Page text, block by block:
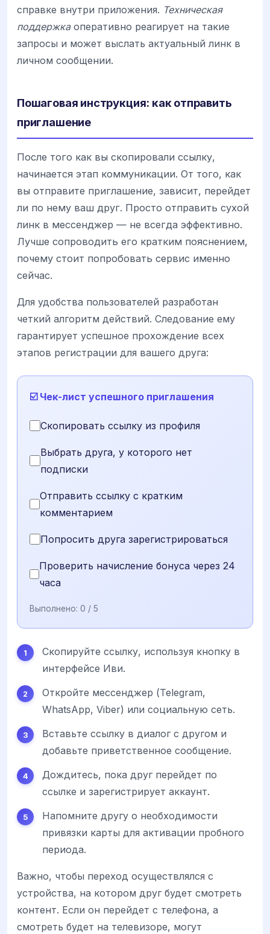
справке внутри приложения. Техническая
поддержкаоперативно реагирует на такие
запросы и может выслать актуальный линк в
личном сообщении.
Пошаговая инструкция: как отправить
приглашение
После того как вы скопировали ссылку,
начинается этап коммуникации. От того, как
вы отправите приглашение, зависит, перейдет
ли по нему ваш друг. Просто отправить сухой
линк в мессенджер — не всегда эффективно.
Лучше сопроводить его кратким пояснением,
почему стоит попробовать сервис именно
сейчас.
Для удобства пользователей разработан
четкий алгоритм действий. Следование ему
гарантирует успешное прохождение всех
этапов регистрации для вашего друга:
☑️ Чек-лист успешного приглашения
Скопировать ссылку из профиля
Выбрать друга, у которого нет
подписки
Отправить ссылку с кратким
комментарием
Попросить друга зарегистрироваться
Проверить начисление бонуса через 24
часа
Выполнено: 0 / 5
Скопируйте ссылку, используя кнопку в
интерфейсе Иви.
Откройте мессенджер (Telegram,
WhatsApp, Viber) или социальную сеть.
Вставьте ссылку в диалог с другом и
добавьте приветственное сообщение.
Дождитесь, пока друг перейдет по
ссылке и зарегистрирует аккаунт.
Напомните другу о необходимости
привязки карты для активации пробного
периода.
Важно, чтобы переход осуществлялся с
устройства, на котором друг будет смотреть
контент. Если он перейдет с телефона, а
смотреть будет на телевизоре, могут